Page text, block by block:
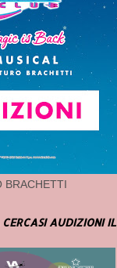
BRACHETTI
AUDIZIONI IL